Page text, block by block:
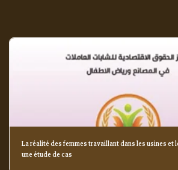
La réalité des femmes travaillant dans les usines et
une étude de cas